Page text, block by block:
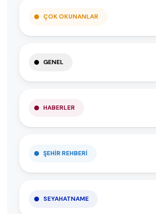
ÇOK OKUNANLAR
GENEL
HABERLER
ŞEHIR REHBERI
SEYAHATNAME